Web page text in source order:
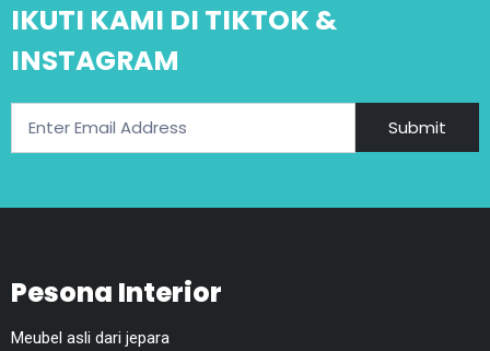
IKUTI KAMI DI TIKTOK &
INSTAGRAM
Submit
Pesona Interior
Meubel asli dari jepara